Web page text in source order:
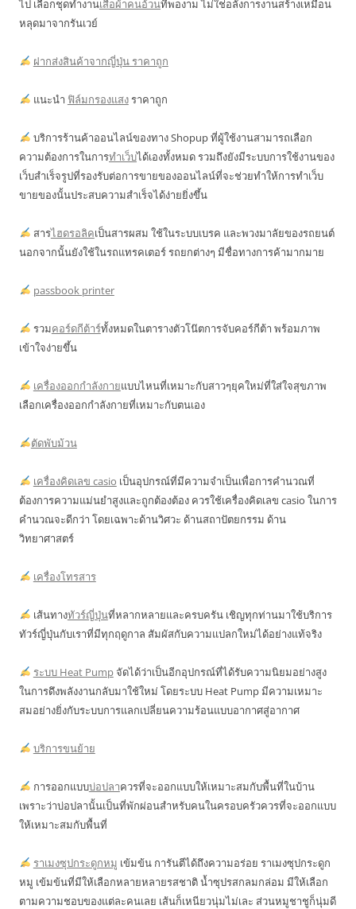
ไป เลือกชุดทำงานเสื้อผ้าคนอ้วนที่พองาม ไม่ใช่อลังการงานสร้างเหมือน
หลุดมาจากรันเวย์
ฝากส่งสินค้าจากญี่ปุ่น ราคาถูก
แนะนำ ฟิล์มกรองแสงราคาถูก
บริการร้านค้าออนไลน์ของทาง Shopup ที่ผู้ใช้งานสามารถเลือก
ความต้องการในการทำเว็บได้เองทั้งหมด รวมถึงยังมีระบบการใช้งานของ
เว็บสำเร็จรูปที่รองรับต่อการขายของออนไลน์ที่จะช่วยทำให้การทำเว็บ
ขายของนั้นประสบความสำเร็จได้ง่ายยิ่งขึ้น
สารไฮดรอลิคเป็นสารผสม ใช้ในระบบเบรค และพวงมาลัยของรถยนต์
นอกจากนั้นยังใช้ในรถแทรคเตอร์ รถยกต่างๆ มีชื่อทางการค้ามากมาย
passbook printer
รวมคอร์ดกีต้าร์ทั้งหมดในตารางตัวโน๊ตการจับคอร์กีต้า พร้อมภาพ
เข้าใจง่ายขึ้น
เครื่องออกกำลังกายแบบไหนที่เหมาะกับสาวๆยุคใหม่ที่ใส่ใจสุขภาพ
เลือกเครื่องออกกำลังกายที่เหมาะกับตนเอง
ตัดพับม้วน
เครื่องคิดเลข casio เป็นอุปกรณ์ที่มีความจำเป็นเพื่อการคำนวณที่
ต้องการความแม่นยำสูงและถูกต้องต้อง ควรใช้เครื่องคิดเลข casio ในการ
คำนวณจะดีกว่า โดยเฉพาะด้านวิศวะ ด้านสถาปัตยกรรม ด้าน
วิทยาศาสตร์
เครื่องโทรสาร
เส้นทางทัวร์ญี่ปุ่นที่หลากหลายและครบครัน เชิญทุกท่านมาใช้บริการ
ทัวร์ญี่ปุ่นกับเราที่มีทุกฤดูกาล สัมผัสกับความแปลกใหม่ได้อย่างแท้จริง
ระบบ Heat Pumpจัดได้ว่าเป็นอีกอุปกรณ์ที่ได้รับความนิยมอย่างสูง
ในการดึงพลังงานกลับมาใช้ใหม่ โดยระบบ Heat Pump มีความเหมาะ
สมอย่างยิ่งกับระบบการแลกเปลี่ยนความร้อนแบบอากาศสู่อากาศ
บริการขนย้าย
การออกแบบบ่อปลาควรที่จะออกแบบให้เหมาะสมกับพื้นที่ในบ้าน
เพราะว่าบ่อปลานั้นเป็นที่พักผ่อนสำหรับคนในครอบครัวควรที่จะออกแบบ
ให้เหมาะสมกับพื้นที่
ราเมงซุปกระดูกหมู เข้มข้น การันตีได้ถึงความอร่อย ราเมงซุปกระดูก
หมู เข้มข้นที่มีให้เลือกหลายหลายรสชาติ น้ำซุปรสกลมกล่อม มีให้เลือก
ตามความชอบของแต่ละคนเลย เส้นก็เหนียวนุ่มไม่เละ ส่วนหมูชาชูก็นุ่มดี